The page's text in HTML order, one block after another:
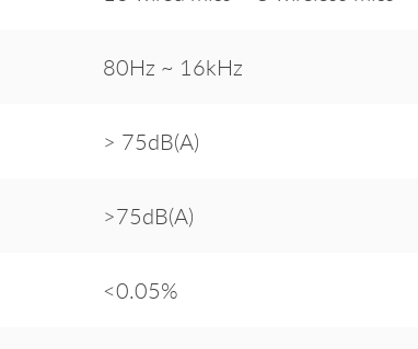
80Hz ~ 16kHz
> 75dB(A)
>75dB(A)
<0.05%